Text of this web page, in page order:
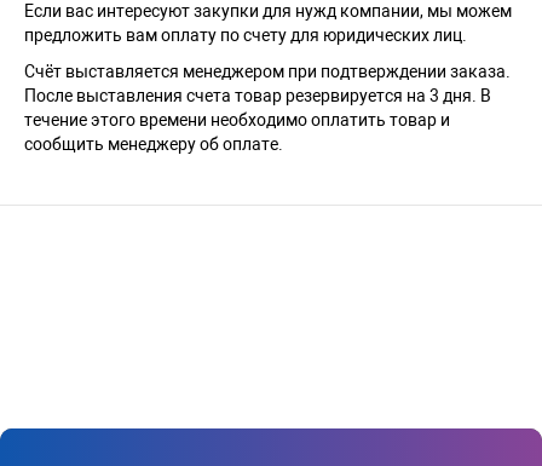
Если вас интересуют закупки для нужд компании, мы можем
предложить вам оплату по счету для юридических лиц.
Счёт выставляется менеджером при подтверждении заказа.
После выставления счета товар резервируется на 3 дня. В
течение этого времени необходимо оплатить товар и
сообщить менеджеру об оплате.